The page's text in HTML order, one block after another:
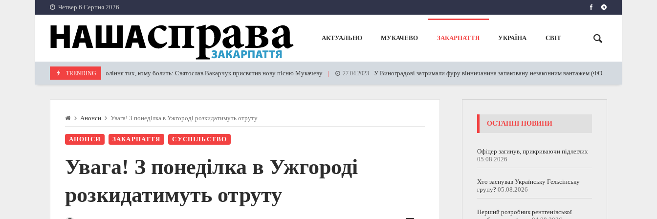
Skip
to
content
Четвер 6 Серпня 2026
АКТУАЛЬНО МУКАЧЕВО ЗАКАРПАТТЯ УКРАЇНА СВІТ
TRENDING
17.09.2024 Покоління тих, кому болить: Святослав Вакарчук присвятив нову пісню Мукачеву 27.04.2023 У Виноградові затримали фуру вінничанина запаковану незаконним вантажем (ФОТО)
Анонси Увага! З понеділка в Ужгороді розкидатимуть отруту
АНОНСИ ЗАКАРПАТТЯ СУСПІЛЬСТВО
Увага! З понеділка в Ужгороді
розкидатимуть отруту
ОСТАННІ НОВИНИ
Офіцер загинув, прикриваючи підлеглих
05.08.2026
Хто заснував Українську Гельсінську
групу? 05.08.2026
Перший розробник рентгенівської